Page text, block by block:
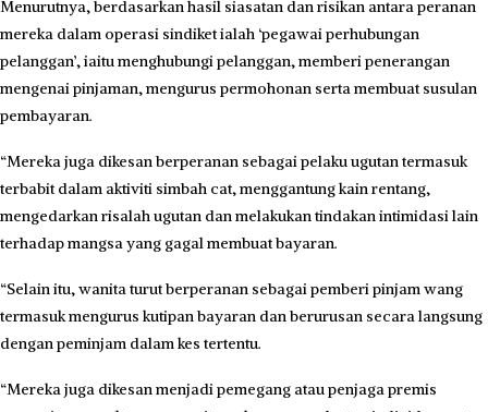
Menurutnya, berdasarkan hasil siasatan dan risikan antara peranan
mereka dalam operasi sindiket ialah ‘pegawai perhubungan
pelanggan’, iaitu meng­hubungi pelanggan, memberi penerangan
mengenai pinjaman, mengurus permohonan serta membuat susulan
pembayaran.
“Mereka juga dikesan berpe­ranan sebagai pelaku ugutan termasuk
terbabit dalam aktiviti simbah cat, menggantung kain rentang,
mengedarkan risalah ugutan dan melakukan tindakan intimidasi lain
terhadap mangsa yang gagal membuat bayaran.
“Selain itu, wanita turut berperanan sebagai pemberi pinjam wang
termasuk mengurus kutipan bayaran dan berurusan secara langsung
dengan peminjam dalam kes tertentu.
“Mereka juga dikesan menjadi pemegang atau penjaga premis